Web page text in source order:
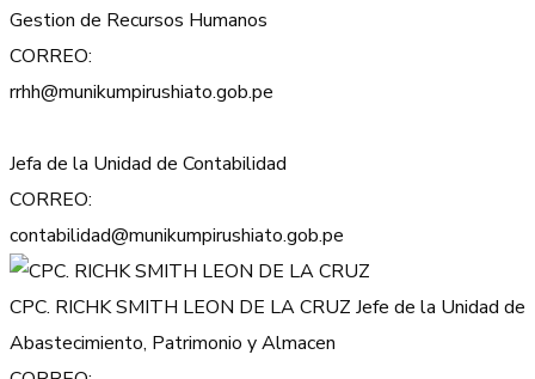
Gestion de Recursos Humanos
CORREO:
rrhh@munikumpirushiato.gob.pe
Jefa de la Unidad de Contabilidad
CORREO:
contabilidad@munikumpirushiato.gob.pe
CPC. RICHK SMITH LEON DE LA CRUZ Jefe de la Unidad de
Abastecimiento, Patrimonio y Almacen